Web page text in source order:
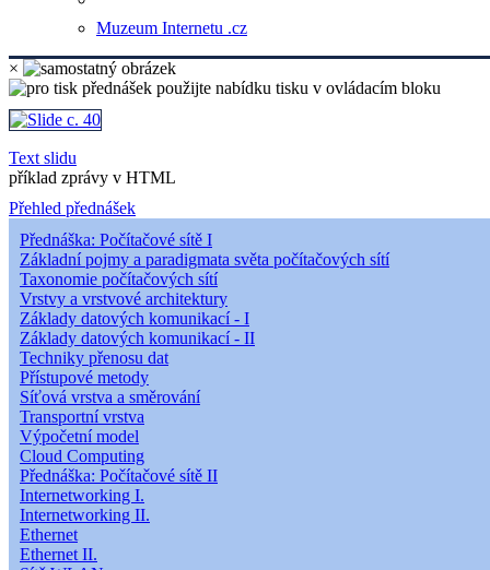
Muzeum Internetu .cz
×
Text slidu
příklad zprávy v HTML
Přehled přednášek
Přednáška: Počítačové sítě I
Základní pojmy a paradigmata světa počítačových sítí
Taxonomie počítačových sítí
Vrstvy a vrstvové architektury
Základy datových komunikací - I
Základy datových komunikací - II
Techniky přenosu dat
Přístupové metody
Síťová vrstva a směrování
Transportní vrstva
Výpočetní model
Cloud Computing
Přednáška: Počítačové sítě II
Internetworking I.
Internetworking II.
Ethernet
Ethernet II.